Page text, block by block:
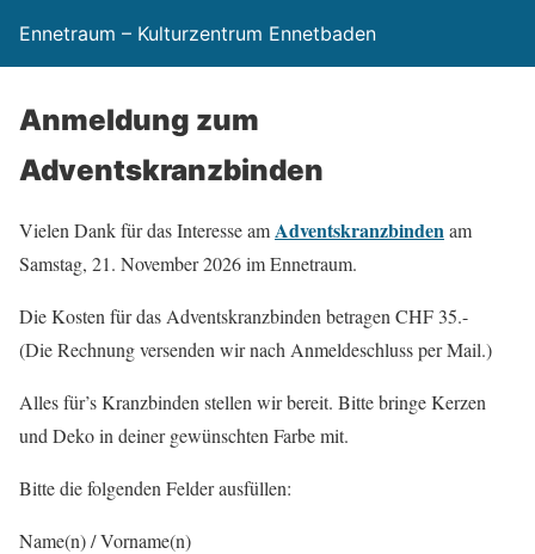
Ennetraum – Kulturzentrum Ennetbaden
Anmeldung zum
Adventskranzbinden
Vielen Dank für das Interesse amAdventskranzbindenam
Samstag, 21. November 2026 im Ennetraum.
Die Kosten für das Adventskranzbinden betragen CHF 35.-
(Die Rechnung versenden wir nach Anmeldeschluss per Mail.)
Alles für’s Kranzbinden stellen wir bereit. Bitte bringe Kerzen
und Deko in deiner gewünschten Farbe mit.
Bitte die folgenden Felder ausfüllen:
Name(n) / Vorname(n)